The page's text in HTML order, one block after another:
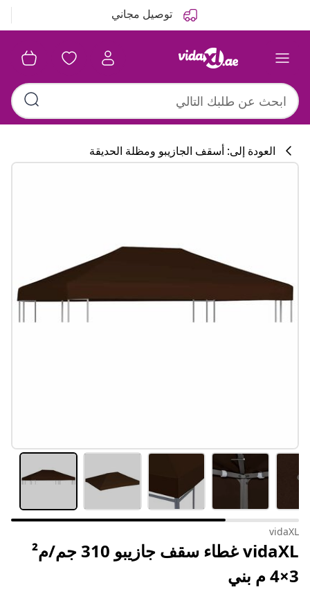
توصيل مجاني
العودة إلى: أسقف الجازيبو ومظلة الحديقة
vidaXL
vidaXL غطاء سقف جازيبو 310 جم/م²
3×4 م بني